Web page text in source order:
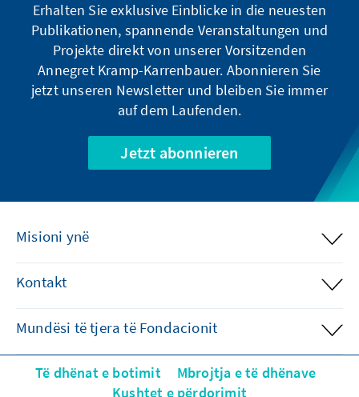
Erhalten Sie exklusive Einblicke in die neuesten
Publikationen, spannende Veranstaltungen und
Projekte direkt von unserer Vorsitzenden
Annegret Kramp-Karrenbauer. Abonnieren Sie
jetzt unseren Newsletter und bleiben Sie immer
auf dem Laufenden.
Jetzt abonnieren
Misioni ynë
Kontakt
Mundësi të tjera të Fondacionit
Të dhënat e botimit
Mbrojtja e të dhënave
Kushtet e përdorimit